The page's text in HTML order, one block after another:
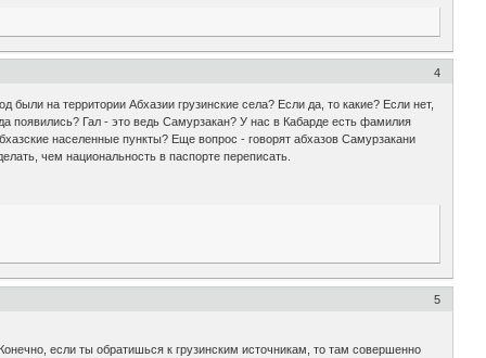
4
на территории Абхазии грузинские села? Если да, то какие? Если нет,
появились? Гал - это ведь Самурзакан? У нас в Кабарде есть фамилия
населенные пункты? Еще вопрос - говорят абхазов Самурзакани
чем национальность в паспорте переписать.
5
если ты обратишься к грузинским источникам, то там совершенно